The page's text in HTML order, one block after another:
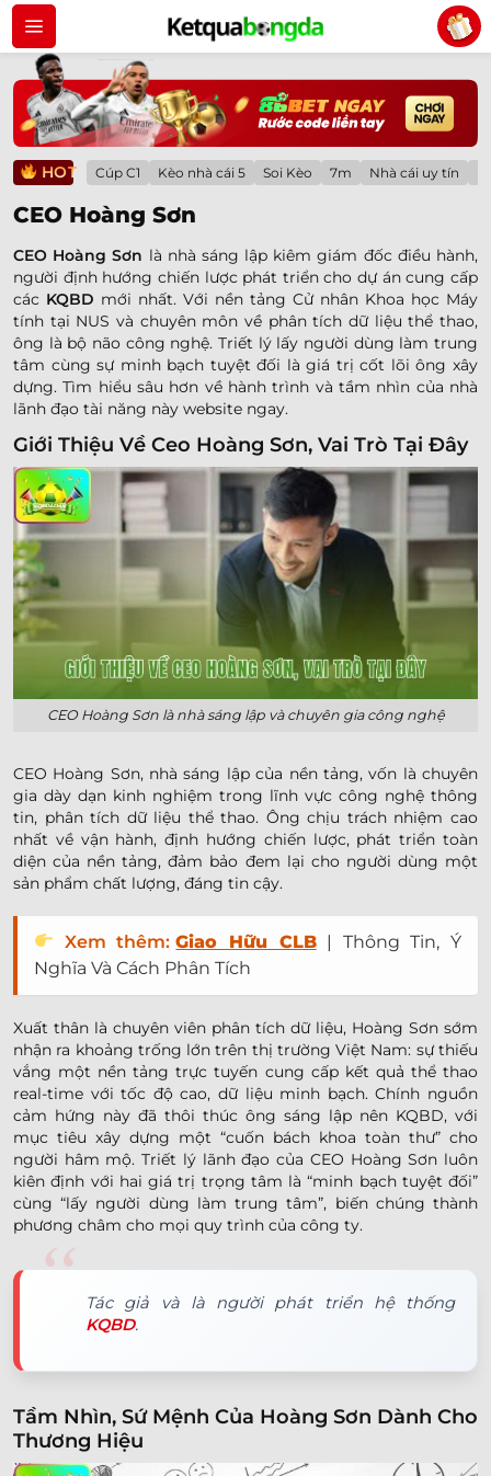
Bỏ
qua
dung
HOT Cúp C1 Kèo nhà cái 5 Soi Kèo 7m Nhà cái uy tín
CEO Hoàng Sơn
CEO Hoàng Sơn là nhà sáng lập kiêm giám đốc điều hành,
người định hướng chiến lược phát triển cho dự án cung cấp
các KQBD mới nhất. Với nền tảng Cử nhân Khoa học Máy
tính tại NUS và chuyên môn về phân tích dữ liệu thể thao,
ông là bộ não công nghệ. Triết lý lấy người dùng làm trung
tâm cùng sự minh bạch tuyệt đối là giá trị cốt lõi ông xây
dựng. Tìm hiểu sâu hơn về hành trình và tầm nhìn của nhà
lãnh đạo tài năng này website ngay.
Giới Thiệu Về Ceo Hoàng Sơn, Vai Trò Tại Đây
CEO Hoàng Sơn là nhà sáng lập và chuyên gia công nghệ
CEO Hoàng Sơn, nhà sáng lập của nền tảng, vốn là chuyên
gia dày dạn kinh nghiệm trong lĩnh vực công nghệ thông
tin, phân tích dữ liệu thể thao. Ông chịu trách nhiệm cao
nhất về vận hành, định hướng chiến lược, phát triển toàn
diện của nền tảng, đảm bảo đem lại cho người dùng một
sản phẩm chất lượng, đáng tin cậy.
Xem thêm: Giao Hữu CLB| Thông Tin, Ý
Nghĩa Và Cách Phân Tích
Xuất thân là chuyên viên phân tích dữ liệu, Hoàng Sơn sớm
nhận ra khoảng trống lớn trên thị trường Việt Nam: sự thiếu
vắng một nền tảng trực tuyến cung cấp kết quả thể thao
real-time với tốc độ cao, dữ liệu minh bạch. Chính nguồn
cảm hứng này đã thôi thúc ông sáng lập nên KQBD, với
mục tiêu xây dựng một “cuốn bách khoa toàn thư” cho
người hâm mộ. Triết lý lãnh đạo của CEO Hoàng Sơn luôn
kiên định với hai giá trị trọng tâm là “minh bạch tuyệt đối”
cùng “lấy người dùng làm trung tâm”, biến chúng thành
phương châm cho mọi quy trình của công ty.
Tác giả và là người phát triển hệ thống
KQBD.
Tầm Nhìn, Sứ Mệnh Của Hoàng Sơn Dành Cho
Thương Hiệu